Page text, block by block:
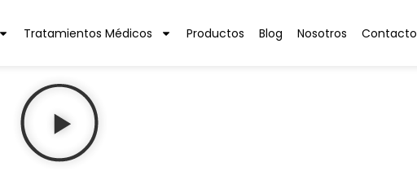
Tratamientos Médicos Productos Blog Nosotros Contacto